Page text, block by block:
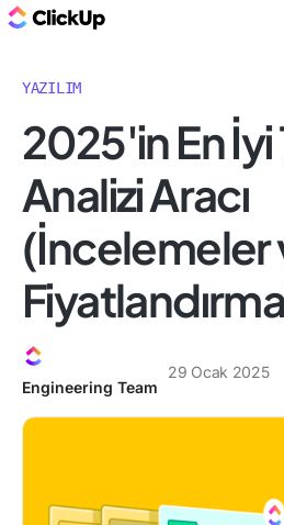
YAZILIM
2025'in En İyi
Analizi Aracı
(İncelemeler
Engineering Team
29 Ocak 2025